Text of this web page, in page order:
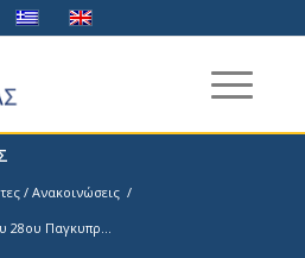
/ Ανακοινώσεις /
28ου Παγκυπρ...